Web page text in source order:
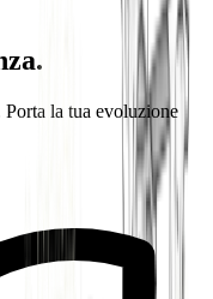
.
la tua evoluzione